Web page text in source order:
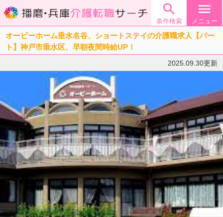

条件検索
menu
メニュー
オービーホーム垂水名谷、ショートステイの介護職求人【パー
ト】神戸市垂水区、早朝夜間時給UP！
2025.09.30更新